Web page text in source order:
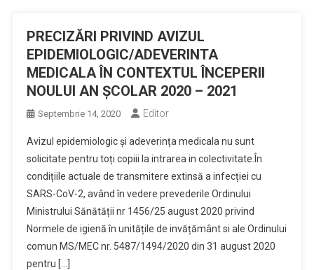
PRECIZĂRI PRIVIND AVIZUL
EPIDEMIOLOGIC/ADEVERINTA
MEDICALA ÎN CONTEXTUL ÎNCEPERII
NOULUI AN ȘCOLAR 2020 – 2021
Septembrie 14, 2020 Editor
Avizul epidemiologic și adeverința medicala nu sunt
solicitate pentru toți copiii la intrarea in colectivitate.În
condițiile actuale de transmitere extinsă a infecției cu
SARS-CoV-2, având în vedere prevederile Ordinului
Ministrului Sănătății nr 1456/25 august 2020 privind
Normele de igienă în unitățile de invățământ si ale Ordinului
comun MS/MEC nr. 5487/1494/2020 din 31 august 2020
pentru […]